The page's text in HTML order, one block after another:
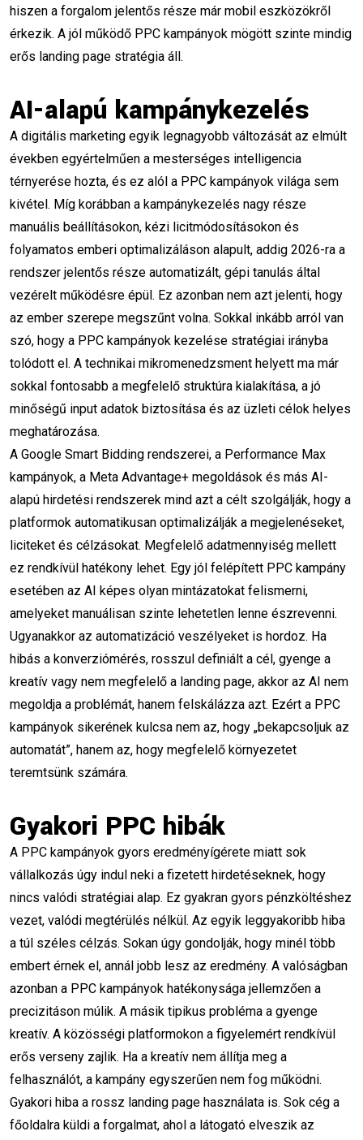
motiváció karrierépítés digitális karrier
tanulás Marketing Ragadozó
Google Ads tanfolyam
Facebook Ads stratégia
Digitális marketing 2026
Online hirdetéskezelés
Marketing automatizáció
Konverzióoptimalizálás Meta Ads tippek
AI a marketingben Hirdetési megtérülés
weboldal elemzés SEO ellenőrzés
SEO checklist ingyenes SEO
on-page SEO
weboldal hibaellenőrzés
Google Search Console gyakorlati oktatás
online marketing kezdőknek
PPC hirdetések vevőszerzés
közösségi média stratégia
célközönség meghatározása
buyer persona Instagram tippek
TikTok üzleti célokra
videó marketing marketing KPI
mesterséges intelligencia a marketingben
Webshop készítés WooCommerce
E-kereskedelem Online vállalkozás
Kódolás nélkül Weboldal készítés
Saját vállalkozás Passzív jövedelem
GoogleAds PPCképzés
GoogleAdsKampány OnlineMarketing
hiszen a forgalom jelentős része már mobil eszközökről
érkezik. A jól működő PPC kampányok mögött szinte mindig
erős landing page stratégia áll.
AI-alapú kampánykezelés
A digitális marketing egyik legnagyobb változását az elmúlt
években egyértelműen a mesterséges intelligencia
térnyerése hozta, és ez alól a PPC kampányok világa sem
kivétel. Míg korábban a kampánykezelés nagy része
manuális beállításokon, kézi licitmódosításokon és
folyamatos emberi optimalizáláson alapult, addig 2026-ra a
rendszer jelentős része automatizált, gépi tanulás által
vezérelt működésre épül. Ez azonban nem azt jelenti, hogy
az ember szerepe megszűnt volna. Sokkal inkább arról van
szó, hogy a PPC kampányok kezelése stratégiai irányba
tolódott el. A technikai mikromenedzsment helyett ma már
sokkal fontosabb a megfelelő struktúra kialakítása, a jó
minőségű input adatok biztosítása és az üzleti célok helyes
meghatározása.
A Google Smart Bidding rendszerei, a Performance Max
kampányok, a Meta Advantage+ megoldások és más AI-
alapú hirdetési rendszerek mind azt a célt szolgálják, hogy a
platformok automatikusan optimalizálják a megjelenéseket,
liciteket és célzásokat. Megfelelő adatmennyiség mellett
ez rendkívül hatékony lehet. Egy jól felépített PPC kampány
esetében az AI képes olyan mintázatokat felismerni,
amelyeket manuálisan szinte lehetetlen lenne észrevenni.
Ugyanakkor az automatizáció veszélyeket is hordoz. Ha
hibás a konverziómérés, rosszul definiált a cél, gyenge a
kreatív vagy nem megfelelő a landing page, akkor az AI nem
megoldja a problémát, hanem felskálázza azt. Ezért a PPC
kampányok sikerének kulcsa nem az, hogy „bekapcsoljuk az
automatát”, hanem az, hogy megfelelő környezetet
teremtsünk számára.
Gyakori PPC hibák
A PPC kampányok gyors eredményígérete miatt sok
vállalkozás úgy indul neki a fizetett hirdetéseknek, hogy
nincs valódi stratégiai alap. Ez gyakran gyors pénzköltéshez
vezet, valódi megtérülés nélkül. Az egyik leggyakoribb hiba
a túl széles célzás. Sokan úgy gondolják, hogy minél több
embert érnek el, annál jobb lesz az eredmény. A valóságban
azonban a PPC kampányok hatékonysága jellemzően a
precizitáson múlik. A másik tipikus probléma a gyenge
kreatív. A közösségi platformokon a figyelemért rendkívül
erős verseny zajlik. Ha a kreatív nem állítja meg a
felhasználót, a kampány egyszerűen nem fog működni.
Gyakori hiba a rossz landing page használata is. Sok cég a
főoldalra küldi a forgalmat, ahol a látogató elveszik az